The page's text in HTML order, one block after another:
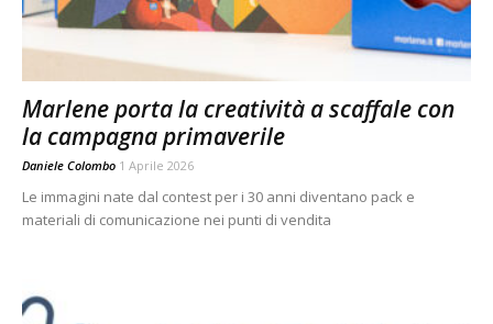
Marlene porta la creatività a scaffale con
la campagna primaverile
Daniele Colombo 1 Aprile 2026
Le immagini nate dal contest per i 30 anni diventano pack e
materiali di comunicazione nei punti di vendita